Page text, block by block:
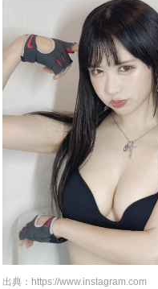
出典： https://www.instagram.com